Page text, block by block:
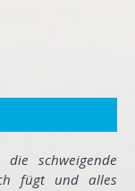
schweigende
fügt und alles